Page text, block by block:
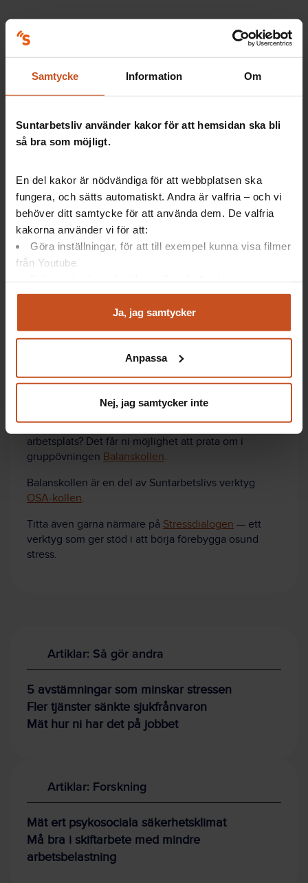
Samtycke Information Om
Suntarbetsliv använder kakor för att hemsidan ska bli
så bra som möjligt.
En del kakor är nödvändiga för att webbplatsen ska
fungera, och sätts automatiskt. Andra är valfria – och vi
behöver ditt samtycke för att använda dem. De valfria
kakorna använder vi för att:
Göra inställningar, för att till exempel kunna visa filmer
från Youtube
Analysera trafik för att kunna visa riktad information
Du kan när som helst återta ditt godkännande genom att
integritet@suntarbetsliv.se.
Ja, jag samtycker
Anpassa
Nej, jag samtycker inte
Bedöma vårdtyngd - så gör de
patient. Varje nivå har bestämda kriterier.
Vårdtyngden för omvårdnaden ges en siffra
C.
En patient som har fått 1A är lättast. 3C är mest
arbetskrävande.
Inför varje arbetspass sammanställer
vårdplatskoordinatorn vårdtyngden för alla
arbetslag och går igenom den med personalen.
arbetslagens vårdtyngd.
Jobba med er arbetsbelastning
Hur ser balansen ut mellan krav och resurser på er
arbetsplats? Det får ni möjlighet att prata om i
gruppövningen Balanskollen.
Balanskollen är en del av Suntarbetslivs verktyg
OSA-kollen.
Titta även gärna närmare på Stressdialogen — ett
verktyg som ger stöd i att börja förebygga osund
stress.
Artiklar: Så gör andra
5 avstämningar som minskar stressen
Fler tjänster sänkte sjukfrånvaron
Mät hur ni har det på jobbet
Artiklar: Forskning
Mät ert psykosociala säkerhetsklimat
Må bra i skiftarbete med mindre
arbetsbelastning